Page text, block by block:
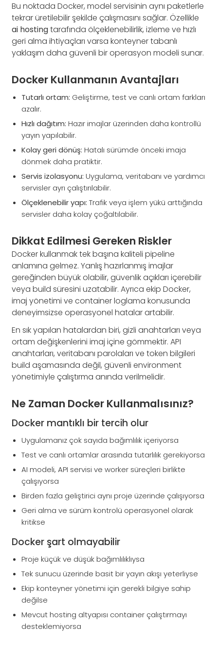
Bu noktada Docker, model servisinin aynı paketlerle
tekrar üretilebilir şekilde çalışmasını sağlar. Özellikle
ai hostingtarafında ölçeklenebilirlik, izleme ve hızlı
geri alma ihtiyaçları varsa konteyner tabanlı
yaklaşım daha güvenli bir operasyon modeli sunar.
Docker Kullanmanın Avantajları
Tutarlı ortam: Geliştirme, test ve canlı ortam farkları
azalır.
Hızlı dağıtım: Hazır imajlar üzerinden daha kontrollü
yayın yapılabilir.
Kolay geri dönüş: Hatalı sürümde önceki imaja
dönmek daha pratiktir.
Servis izolasyonu: Uygulama, veritabanı ve yardımcı
servisler ayrı çalıştırılabilir.
Ölçeklenebilir yapı: Trafik veya işlem yükü arttığında
servisler daha kolay çoğaltılabilir.
Dikkat Edilmesi Gereken Riskler
Docker kullanmak tek başına kaliteli pipeline
anlamına gelmez. Yanlış hazırlanmış imajlar
gereğinden büyük olabilir, güvenlik açıkları içerebilir
veya build süresini uzatabilir. Ayrıca ekip Docker,
imaj yönetimi ve container loglama konusunda
deneyimsizse operasyonel hatalar artabilir.
En sık yapılan hatalardan biri, gizli anahtarları veya
ortam değişkenlerini imaj içine gömmektir. API
anahtarları, veritabanı parolaları ve token bilgileri
build aşamasında değil, güvenli environment
yönetimiyle çalıştırma anında verilmelidir.
Ne Zaman Docker Kullanmalısınız?
Docker mantıklı bir tercih olur
Uygulamanız çok sayıda bağımlılık içeriyorsa
Test ve canlı ortamlar arasında tutarlılık gerekiyorsa
AI modeli, API servisi ve worker süreçleri birlikte
çalışıyorsa
Birden fazla geliştirici aynı proje üzerinde çalışıyorsa
Geri alma ve sürüm kontrolü operasyonel olarak
kritikse
Docker şart olmayabilir
Proje küçük ve düşük bağımlılıklıysa
Tek sunucu üzerinde basit bir yayın akışı yeterliyse
Ekip konteyner yönetimi için gerekli bilgiye sahip
değilse
Mevcut hosting altyapısı container çalıştırmayı
desteklemiyorsa